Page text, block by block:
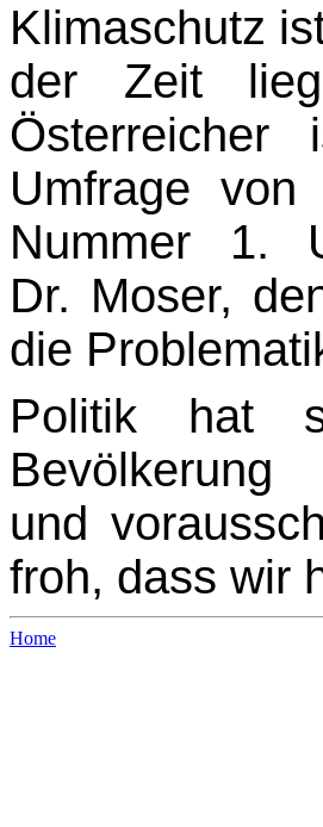
Klimaschutz
der Zeit
Umfrage von
Nummer 1.
Dr. Moser,
die
Politik hat
Bevölkerung
und
froh, dass wir
Home